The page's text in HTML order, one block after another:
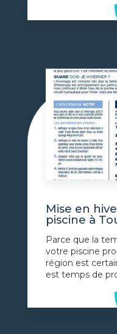
Mise en
piscine à
Parce que la
votre piscine
région est
est temps de